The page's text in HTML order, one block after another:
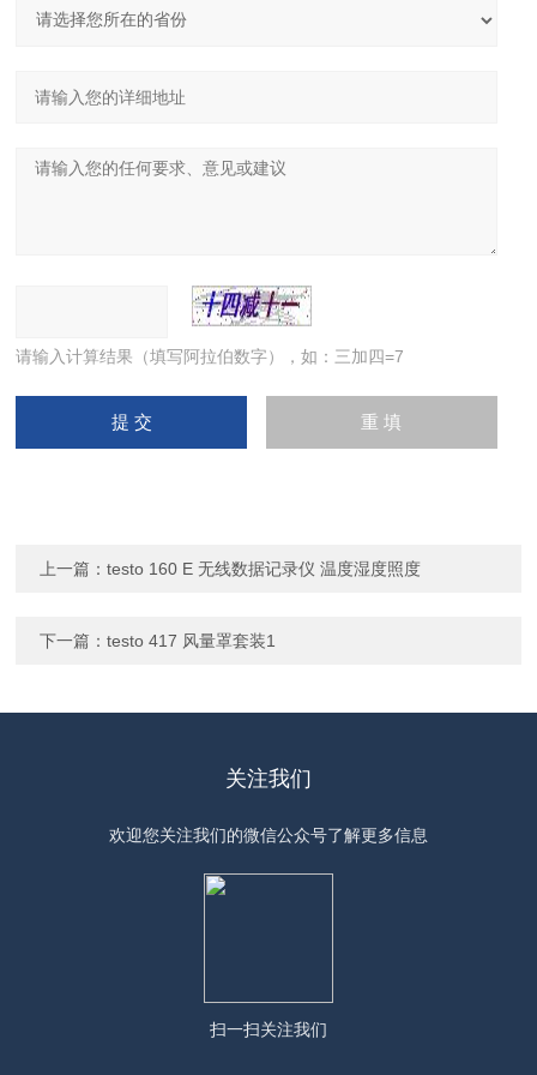
请输入计算结果（填写阿拉伯数字），如：三加四=7
上一篇：testo 160 E 无线数据记录仪 温度湿度照度
下一篇：testo 417 风量罩套装1
关注我们
欢迎您关注我们的微信公众号了解更多信息
扫一扫关注我们